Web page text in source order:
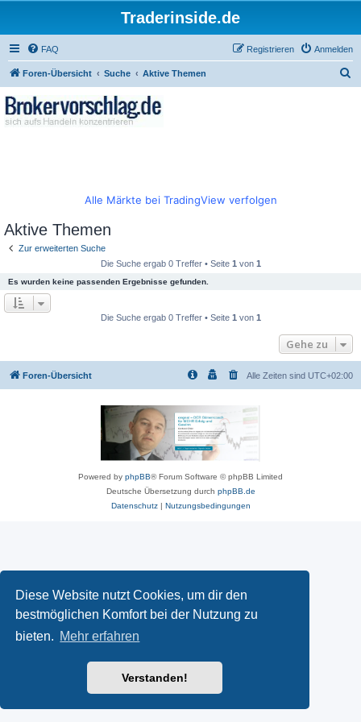
Diese Website nutzt Cookies, um dir den
bestmöglichen Komfort bei der Nutzung zu
bieten. Mehr erfahren
Verstanden!
Traderinside.de
FAQ Anmelden
Registrieren
Foren-Übersicht Suche Aktive Themen
Alle Märkte bei TradingView verfolgen
Aktive Themen
Zur erweiterten Suche
Die Suche ergab 0 Treffer • Seite 1 von 1
Es wurden keine passenden Ergebnisse gefunden.
Die Suche ergab 0 Treffer • Seite 1 von 1
Gehe zu
Foren-Übersicht Alle Zeiten sind UTC+02:00
Powered by phpBB® Forum Software © phpBB Limited
Deutsche Übersetzung durch phpBB.de
Datenschutz| Nutzungsbedingungen